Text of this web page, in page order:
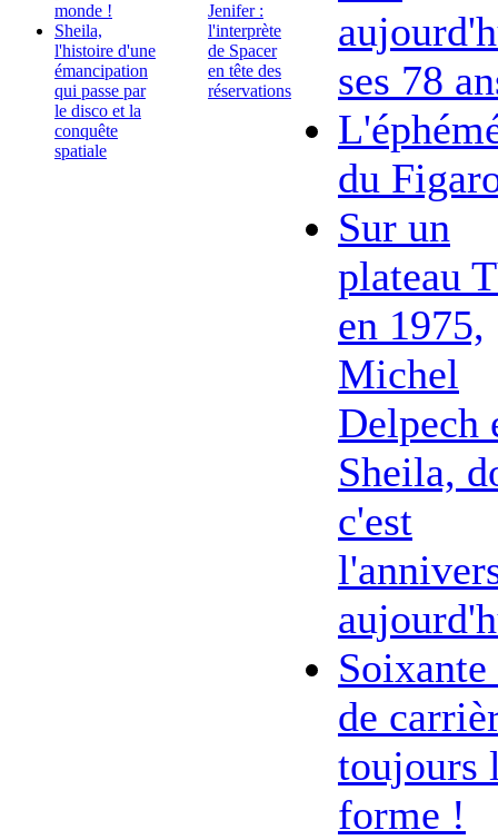
monde !
Sheila,
l'histoire d'une
émancipation
qui passe par
le disco et la
conquête
spatiale
Jenifer :
l'interprète
de Spacer
en tête des
réservations
ses 78
du
Sur un
plateau
en 1975,
Michel
Delpech
Sheila,
c'est
Soixante
de
toujours
forme !